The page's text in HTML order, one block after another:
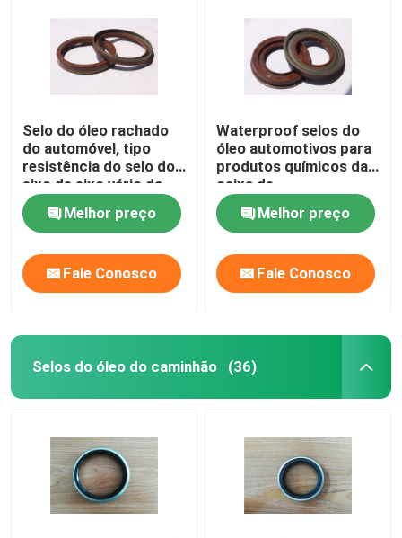
Selo do óleo rachado
do automóvel, tipo
resistência do selo do
eixo de eixo vário da
baixa temperatura
Melhor preço
Fale Conosco
Waterproof selos do
óleo automotivos para
produtos químicos da
caixa de
engrenagens/resistência
do alcaloideMelhor preço
Fale Conosco
Selos do óleo do caminhão (36)